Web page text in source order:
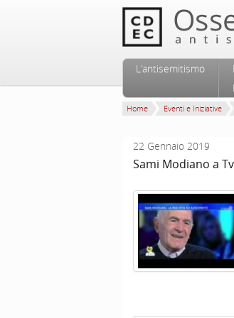
Menu
Vai al contenuto
Vai al contenuto
L’antisemitismo
Home Eventi e Iniziative
22 Gennaio 2019
Sami Modiano a